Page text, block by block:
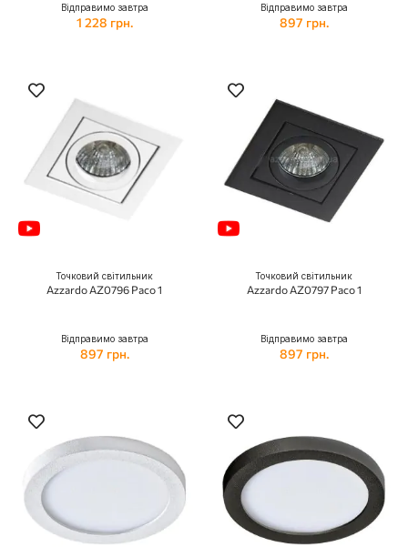
Відправимо завтра
1 228 грн.
Відправимо завтра
897 грн.
Точковий світильник
Azzardo AZ0796 Paco 1
Відправимо завтра
897 грн.
Точковий світильник
Azzardo AZ0797 Paco 1
Відправимо завтра
897 грн.